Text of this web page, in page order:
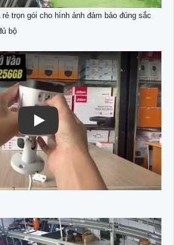
trọn gói cho hình ảnh đảm bảo đúng sắc
bộ